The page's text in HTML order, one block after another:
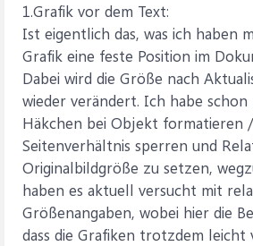
1.Grafik vor dem Text:
Ist eigentlich das, was ich haben
Grafik eine feste Position im
Dabei wird die Größe nach
wieder verändert. Ich habe
Häkchen bei Objekt formatieren
Seitenverhältnis sperren und
Originalbildgröße zu setzen,
haben es aktuell versucht mit
Größenangaben, wobei hier die
dass die Grafiken trotzdem leicht